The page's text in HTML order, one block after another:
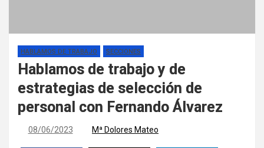
HABLAMOS DE TRABAJO SECCIONES
Hablamos de trabajo y de
estrategias de selección de
personal con Fernando Álvarez
08/06/2023 Mª Dolores Mateo